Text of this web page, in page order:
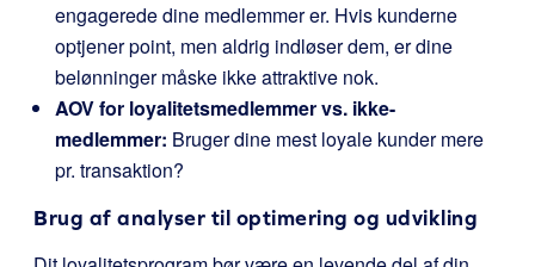
engagerede dine medlemmer er. Hvis kunderne
optjener point, men aldrig indløser dem, er dine
belønninger måske ikke attraktive nok.
AOV for loyalitetsmedlemmer vs. ikke-
medlemmer: Bruger dine mest loyale kunder mere
pr. transaktion?
Brug af analyser til optimering og udvikling